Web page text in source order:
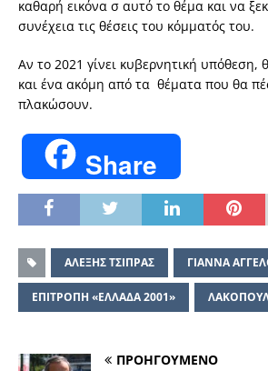
καθαρή εικόνα σ αυτό το θέμα και να
συνέχεια τις θέσεις του κόμματός του.
Αν το 2021 γίνει κυβερνητική υπόθεση,
και ένα ακόμη από τα θέματα που θα
πλακώσουν.
Share
ΑΛΕΞΗΣ ΤΣΙΠΡΑΣ ΓΙΑΝΝΑ
ΕΠΙΤΡΟΠΗ «ΕΛΛΑΔΑ 2001»
ΠΡΟΗΓΟΥΜΕΝΟ